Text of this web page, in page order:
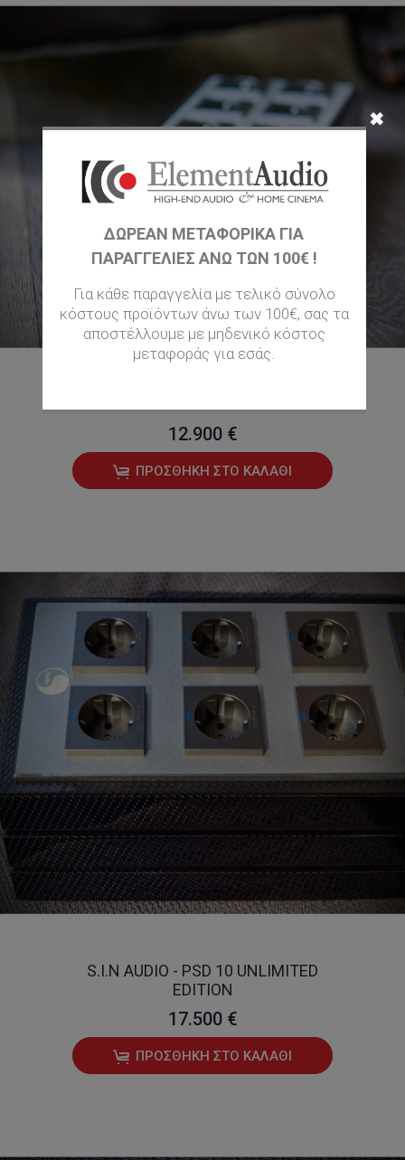
12.900 €
ΠΡΟΣΘΉΚΗ ΣΤΟ ΚΑΛΆΘΙ
S.I.N AUDIO - PSD 10 UNLIMITED
EDITION
17.500 €
ΠΡΟΣΘΉΚΗ ΣΤΟ ΚΑΛΆΘΙ
✖
ΔΩΡΕΑΝ ΜΕΤΑΦΟΡΙΚΆ ΓΙΑ
ΠΑΡΑΓΓΕΛΊΕΣ ΆΝΩ ΤΩΝ 100€ !
Για κάθε παραγγελία με τελικό σύνολο
κόστους προϊόντων άνω των 100€, σας τα
αποστέλλουμε με μηδενικό κόστος
μεταφοράς για εσάς.